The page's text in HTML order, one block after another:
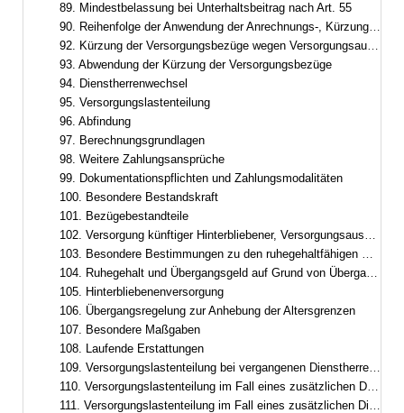
89. Mindestbelassung bei Unterhaltsbeitrag nach Art. 55
90. Reihenfolge der Anwendung der Anrechnungs-, Kürzungs- und Ruhensvorschriften
92. Kürzung der Versorgungsbezüge wegen Versorgungsausgleich
93. Abwendung der Kürzung der Versorgungsbezüge
94. Dienstherrenwechsel
95. Versorgungslastenteilung
96. Abfindung
97. Berechnungsgrundlagen
98. Weitere Zahlungsansprüche
99. Dokumentationspflichten und Zahlungsmodalitäten
100. Besondere Bestandskraft
101. Bezügebestandteile
102. Versorgung künftiger Hinterbliebener, Versorgungsausgleich
103. Besondere Bestimmungen zu den ruhegehaltfähigen Bezügen, zur ruhegehaltfähigen Dienstzeit und zum Ruhegehalt
104. Ruhegehalt und Übergangsgeld auf Grund von Übergangsregelungen im Besoldungsrecht
105. Hinterbliebenenversorgung
106. Übergangsregelung zur Anhebung der Altersgrenzen
107. Besondere Maßgaben
108. Laufende Erstattungen
109. Versorgungslastenteilung bei vergangenen Dienstherrenwechseln ohne laufende Erstattung
110. Versorgungslastenteilung im Fall eines zusätzlichen Dienstherrenwechsels nach Art. 95
111. Versorgungslastenteilung im Fall eines zusätzlichen Dienstherrenwechsels nach dem Versorgungslastenteilungs-Staatsvertrag